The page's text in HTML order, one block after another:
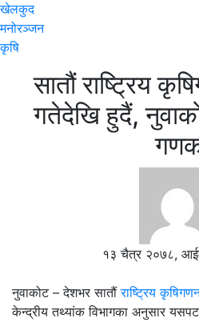
खेलकुद
मनोरञ्जन
कृषि
सातौं राष्ट्रिय
गतेदेखि हुदैं,
१३ चैत्र २०७८,
नुवाकोट – देशभर सातौंराष्ट्रिय
केन्द्रीय तथ्यांक विभागका अनुसार